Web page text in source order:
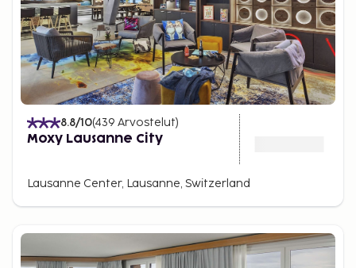
8.8/10(439 Arvostelut)
Moxy Lausanne City
Lausanne Center, Lausanne, Switzerland